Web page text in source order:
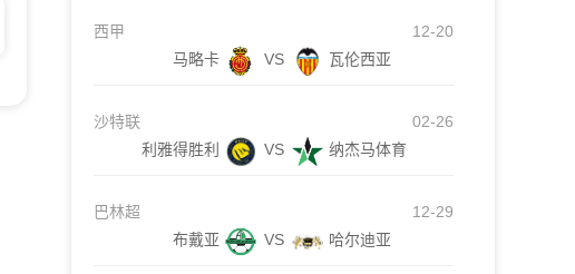
西甲
12-20
马略卡
VS 瓦伦西亚
沙特联
02-26
利雅得胜利
VS 纳杰马体育
巴林超
12-29
布戴亚
VS 哈尔迪亚